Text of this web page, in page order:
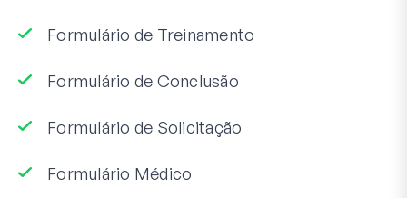
Formulário de Treinamento
Formulário de Conclusão
Formulário de Solicitação
Formulário Médico